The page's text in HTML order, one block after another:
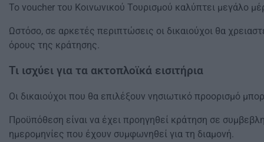
Το voucher του Κοινωνικού Τουρισμού καλύπτει μεγάλο
Ωστόσο, σε αρκετές περιπτώσεις οι δικαιούχοι θα
όρους της κράτησης.
Τι ισχύει για τα ακτοπλοϊκά εισιτήρια
Οι δικαιούχοι που θα επιλέξουν νησιωτικό προορισμό
Προϋπόθεση είναι να έχει προηγηθεί κράτηση σε
ημερομηνίες που έχουν συμφωνηθεί για τη διαμονή.